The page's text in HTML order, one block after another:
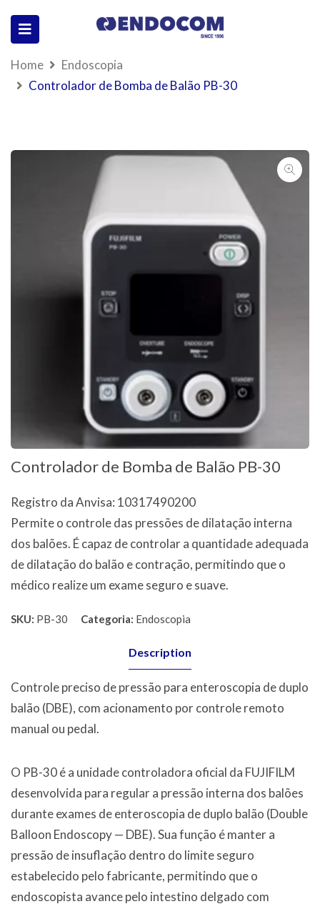
Home
Endoscopia
Controlador de Bomba de Balão PB-30
Controlador de Bomba de Balão PB-30
Registro da Anvisa: 10317490200
Permite o controle das pressões de dilatação interna
dos balões. É capaz de controlar a quantidade adequada
de dilatação do balão e contração, permitindo que o
médico realize um exame seguro e suave.
SKU: PB-30 Categoria: Endoscopia
Description
Controle preciso de pressão para enteroscopia de duplo
balão (DBE), com acionamento por controle remoto
manual ou pedal.
O PB-30 é a unidade controladora oficial da FUJIFILM
desenvolvida para regular a pressão interna dos balões
durante exames de enteroscopia de duplo balão (Double
Balloon Endoscopy — DBE). Sua função é manter a
pressão de insuflação dentro do limite seguro
estabelecido pelo fabricante, permitindo que o
endoscopista avance pelo intestino delgado com